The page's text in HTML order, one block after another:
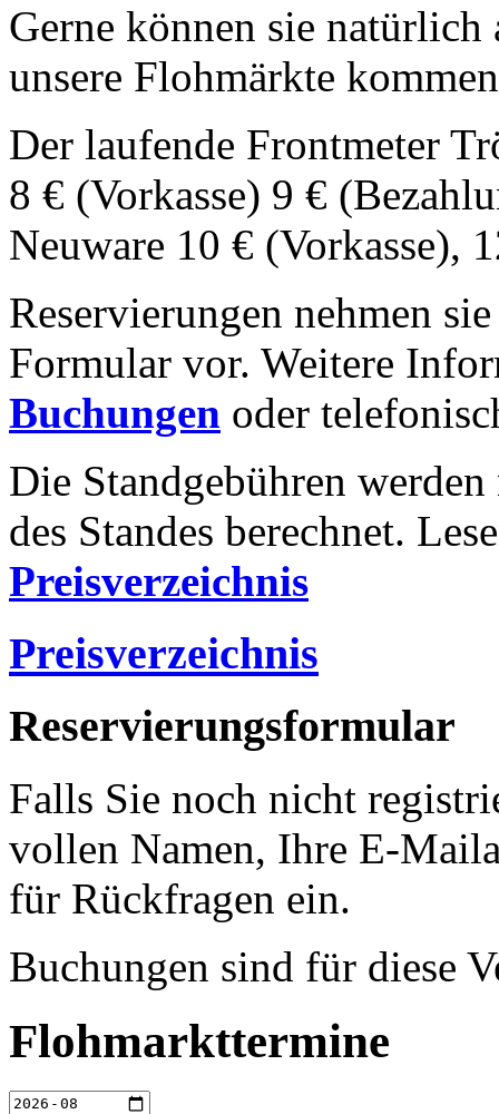
Gerne können sie
unsere Flohmärkte
Der laufende Frontmeter
8 € (Vorkasse) 9 €
Neuware 10 € (Vorkasse),
Reservierungen nehmen
Formular vor. Weitere
Buchungen oder
Die Standgebühren
des Standes berechnet.
Preisverzeichnis
Preisverzeichnis
Reservierungsformular
Falls Sie noch nicht
vollen Namen, Ihre E-
für Rückfragen ein.
Buchungen sind für diese
Flohmarkttermine